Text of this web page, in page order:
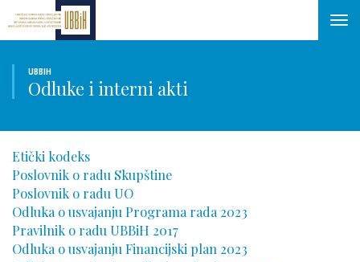
UBBIH
Odluke i interni akti
Etički kodeks
Poslovnik o radu Skupštine
Poslovnik o radu UO
Odluka o usvajanju Programa rada 2023
Pravilnik o radu UBBiH 2017
Odluka o usvajanju Financijski plan 2023